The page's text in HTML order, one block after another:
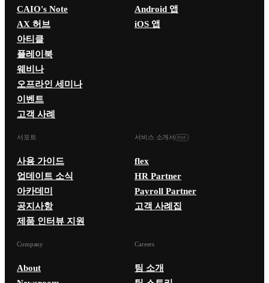
CAIO's Note
AX 허브
아티클
플레이북
웨비나
오프라인 세미나
이벤트
고객 사례
Android 앱
iOS 앱
서포트
사용 가이드
업데이트 소식
아카데미
공지사항
제품 인터뷰 지원
서비스 소개서
flex
HR Partner
Payroll Partner
고객 사례집
Company
About
Careers
팀 소개